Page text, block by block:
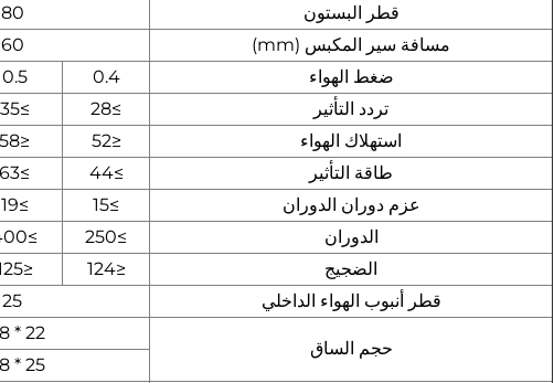
قطر البستون
80
مسافة سير المكبس (mm)
60
ضغط الهواء
0.4
0.5
تردد التأثير
≥28
≥35
استهلاك الهواء
≤52
≤58
طاقة التأثير
≥44
≥63
عزم دوران الدوران
≥15
≥19
الدوران
≥250
≥400
الضجيج
≤124
≤125
قطر أنبوب الهواء الداخلي
25
حجم الساق
22 * 108
25 * 108